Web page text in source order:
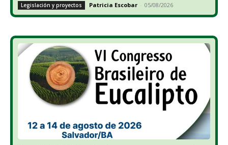
Legislación y proyectos Patricia Escobar - 05/08/2026